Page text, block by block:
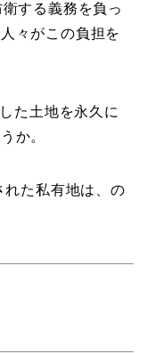
する義務を負っ
々がこの負担を
た土地を永久に
か。
れた私有地は、の